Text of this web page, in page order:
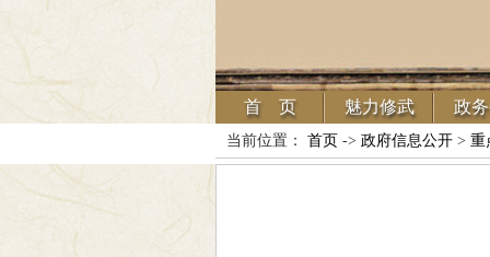
首 页 魅力修武 政
当前位置： 首页 -> 政府信息公开> 重